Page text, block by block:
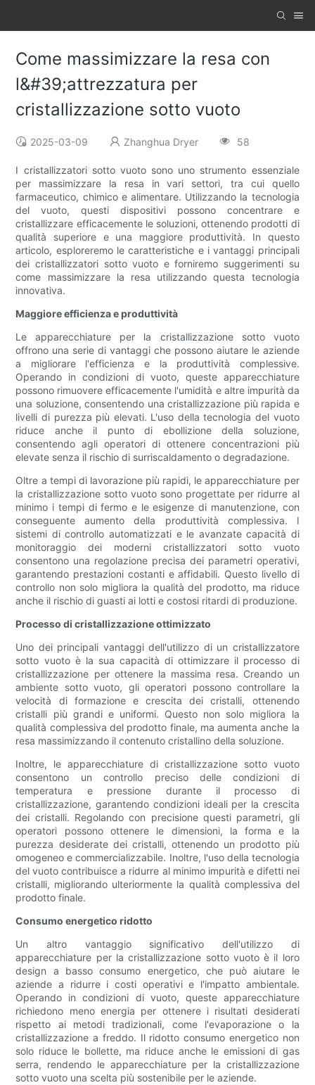
Come massimizzare la resa con
l&#39;attrezzatura per
cristallizzazione sotto vuoto
2025-03-09 Zhanghua Dryer 58
I cristallizzatori sotto vuoto sono uno strumento essenziale
per massimizzare la resa in vari settori, tra cui quello
farmaceutico, chimico e alimentare. Utilizzando la tecnologia
del vuoto, questi dispositivi possono concentrare e
cristallizzare efficacemente le soluzioni, ottenendo prodotti di
qualità superiore e una maggiore produttività. In questo
articolo, esploreremo le caratteristiche e i vantaggi principali
dei cristallizzatori sotto vuoto e forniremo suggerimenti su
come massimizzare la resa utilizzando questa tecnologia
innovativa.
Maggiore efficienza e produttività
Le apparecchiature per la cristallizzazione sotto vuoto
offrono una serie di vantaggi che possono aiutare le aziende
a migliorare l'efficienza e la produttività complessive.
Operando in condizioni di vuoto, queste apparecchiature
possono rimuovere efficacemente l'umidità e altre impurità da
una soluzione, consentendo una cristallizzazione più rapida e
livelli di purezza più elevati. L'uso della tecnologia del vuoto
riduce anche il punto di ebollizione della soluzione,
consentendo agli operatori di ottenere concentrazioni più
elevate senza il rischio di surriscaldamento o degradazione.
Oltre a tempi di lavorazione più rapidi, le apparecchiature per
la cristallizzazione sotto vuoto sono progettate per ridurre al
minimo i tempi di fermo e le esigenze di manutenzione, con
conseguente aumento della produttività complessiva. I
sistemi di controllo automatizzati e le avanzate capacità di
monitoraggio dei moderni cristallizzatori sotto vuoto
consentono una regolazione precisa dei parametri operativi,
garantendo prestazioni costanti e affidabili. Questo livello di
controllo non solo migliora la qualità del prodotto, ma riduce
anche il rischio di guasti ai lotti e costosi ritardi di produzione.
Processo di cristallizzazione ottimizzato
Uno dei principali vantaggi dell'utilizzo di un cristallizzatore
sotto vuoto è la sua capacità di ottimizzare il processo di
cristallizzazione per ottenere la massima resa. Creando un
ambiente sotto vuoto, gli operatori possono controllare la
velocità di formazione e crescita dei cristalli, ottenendo
cristalli più grandi e uniformi. Questo non solo migliora la
qualità complessiva del prodotto finale, ma aumenta anche la
resa massimizzando il contenuto cristallino della soluzione.
Inoltre, le apparecchiature di cristallizzazione sotto vuoto
consentono un controllo preciso delle condizioni di
temperatura e pressione durante il processo di
cristallizzazione, garantendo condizioni ideali per la crescita
dei cristalli. Regolando con precisione questi parametri, gli
operatori possono ottenere le dimensioni, la forma e la
purezza desiderate dei cristalli, ottenendo un prodotto più
omogeneo e commercializzabile. Inoltre, l'uso della tecnologia
del vuoto contribuisce a ridurre al minimo impurità e difetti nei
cristalli, migliorando ulteriormente la qualità complessiva del
prodotto finale.
Consumo energetico ridotto
Un altro vantaggio significativo dell'utilizzo di
apparecchiature per la cristallizzazione sotto vuoto è il loro
design a basso consumo energetico, che può aiutare le
aziende a ridurre i costi operativi e l'impatto ambientale.
Operando in condizioni di vuoto, queste apparecchiature
richiedono meno energia per ottenere i risultati desiderati
rispetto ai metodi tradizionali, come l'evaporazione o la
cristallizzazione a freddo. Il ridotto consumo energetico non
solo riduce le bollette, ma riduce anche le emissioni di gas
serra, rendendo le apparecchiature per la cristallizzazione
sotto vuoto una scelta più sostenibile per le aziende.